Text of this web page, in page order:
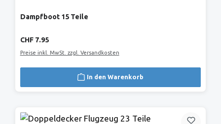
Dampfboot 15 Teile
Regulärer Preis:
CHF 7.95
Preise inkl. MwSt. zzgl. Versandkosten
In den Warenkorb